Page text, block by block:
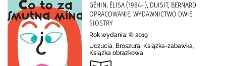
GÉHIN, ÉLISA (1984- ), DUISIT, BERNARD
OPRACOWANIE, WYDAWNICTWO DWIE
SIOSTRY
Rok wydania: © 2019
Uczucia, Broszura, Książka-zabawka,
Książka obrazkowa